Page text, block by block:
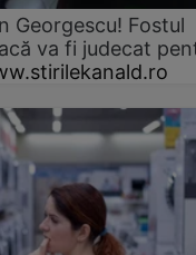
Georgescu! Fostul
va fi judecat